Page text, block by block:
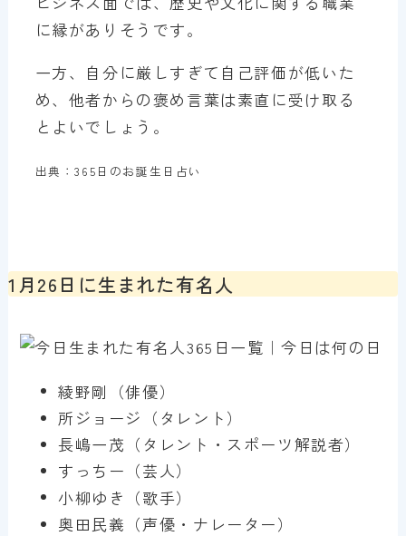
に縁がありそうです。
一方、自分に厳しすぎて自己評価が低いた
め、他者からの褒め言葉は素直に受け取る
とよいでしょう。
出典：365日のお誕生日占い
1月26日に生まれた有名人
綾野剛（俳優）
所ジョージ（タレント）
長嶋一茂（タレント・スポーツ解説者）
すっちー（芸人）
小柳ゆき（歌手）
奥田民義（声優・ナレーター）